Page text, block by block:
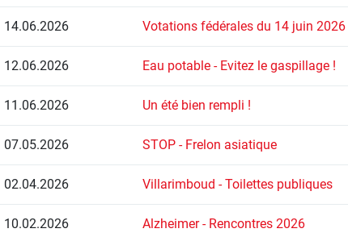
14.06.2026 Votations fédérales du 14 juin
12.06.2026 Eau potable - Evitez le gaspillage !
11.06.2026 Un été bien rempli !
07.05.2026 STOP - Frelon asiatique
02.04.2026 Villarimboud - Toilettes publiques
10.02.2026 Alzheimer - Rencontres 2026